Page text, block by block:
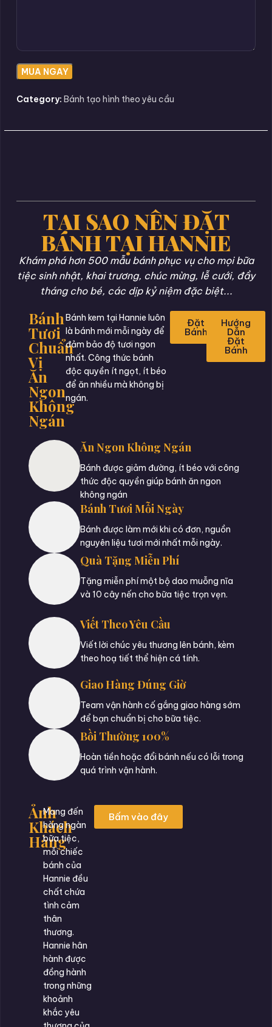
Category: Bánh tạo hình theo yêu cầu
TẠI SAO NÊN ĐẶT
BÁNH TẠI HANNIE
Khám phá hơn 500 mẫu bánh phục vụ cho mọi bữa
tiệc sinh nhật, khai trương, chúc mừng, lễ cưới, đầy
tháng cho bé, các dịp kỷ niệm đặc biệt...
Bánh
Tươi
Chuẩn
Vị
Ăn
Ngon
Không
Ngán
Bánh kem tại Hannie luôn
là bánh mới mỗi ngày để
đảm bảo độ tươi ngon
nhất. Công thức bánh
độc quyền ít ngọt, ít béo
để ăn nhiều mà không bị
ngán.
Đặt
Bánh
Hướng
Dẫn
Đặt
Bánh
Ăn Ngon Không Ngán
Bánh được giảm đường, ít béo với công
thức độc quyền giúp bánh ăn ngon
không ngán
Bánh Tươi Mỗi Ngày
Bánh được làm mới khi có đơn, nguồn
nguyên liệu tươi mới nhất mỗi ngày.
Quà Tặng Miễn Phí
Tặng miễn phí một bộ dao muỗng nĩa
và 10 cây nến cho bữa tiệc trọn vẹn.
Viết Theo Yêu Cầu
Viết lời chúc yêu thương lên bánh, kèm
theo hoạ tiết thể hiện cá tính.
Giao Hàng Đúng Giờ
Team vận hành cố gắng giao hàng sớm
để bạn chuẩn bị cho bữa tiệc.
Bồi Thường 100%
Hoàn tiền hoặc đổi bánh nếu có lỗi trong
quá trình vận hành.
Ảnh
Khách
Hàng
Mang đến
hàng ngàn
bữa tiệc,
mỗi chiếc
bánh của
Hannie đều
chất chứa
tình cảm
thân
thương.
Hannie hân
hành được
đồng hành
trong những
khoảnh
khắc yêu
Bấm vào đây